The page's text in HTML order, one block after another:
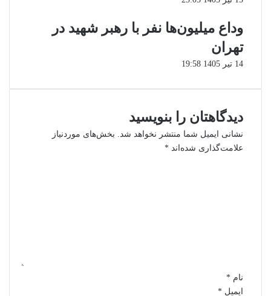
وداع میلیون‌ها نفر با رهبر شهید در
تهران
14 تیر 1405 19:58
دیدگاهتان را بنویسید
نشانی ایمیل شما منتشر نخواهد شد. بخش‌های موردنیاز
علامت‌گذاری شده‌اند *
نام *
ایمیل *